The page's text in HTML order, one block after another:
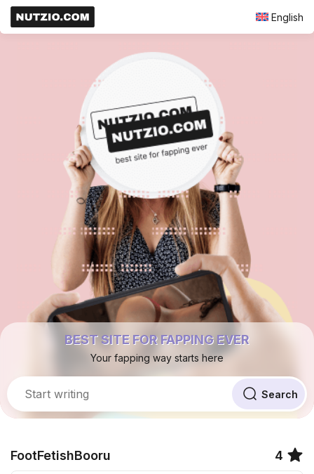
English
BEST SITE FOR FAPPING EVER
Your fapping way starts here
FootFetishBooru 4